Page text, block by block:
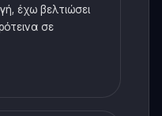
έχω βελτιώσει
σε